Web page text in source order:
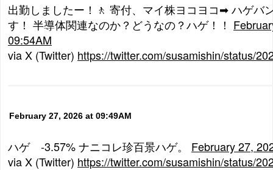
出勤しましたー！🚶 寄付、マイ株ヨコヨコ➡ ハゲバ
す！ 半導体関連なのか？どうなの？ハゲ！！
09:54AM
via X (Twitter) https://twitter.com/susamishin/status/
February 27, 2026 at 09:49AM
ハゲ -3.57% ナニコレ珍百景ハゲ。 February 27,
via X (Twitter) https://twitter.com/susamishin/status/